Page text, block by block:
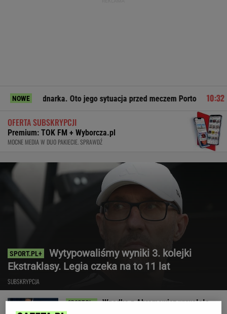
NOWE
Oto jego sytuacja przed meczem Porto Cezary
OFERTA SUBSKRYPCJI
Premium: TOK FM + Wyborcza.pl
MOCNE MEDIA W DUO PAKIECIE. SPRAWDŹ
Wytypowaliśmy wyniki 3. kolejki
Ekstraklasy. Legia czeka na to 11 lat
SUBSKRYPCJA
Wpadka z Abramowicz wywołała